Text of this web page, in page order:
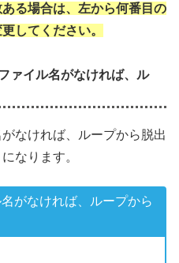
る場合は、左から何番目の
してください。
ァイル名がなければ、ル
なければ、ループから脱出
なります。
がなければ、ループから